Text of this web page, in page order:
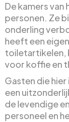
De kamers
personen. Ze
onderling
heeft een
toiletartikelen,
voor koffie en
Gasten die
een
de levendige
personeel en